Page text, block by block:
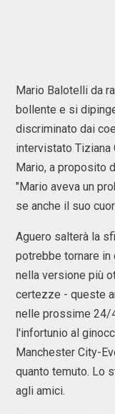
Mario Balotelli da
bollente e si
discriminato dai
intervistato Tiziana
Mario, a proposito
"Mario aveva un
se anche il suo
Aguero salterà la
potrebbe tornare
nella versione più
certezze - queste
nelle prossime 24/
l'infortunio al
Manchester City-
quanto temuto. Lo
agli amici.